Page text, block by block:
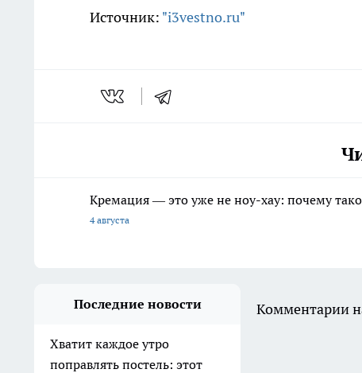
Источник: "i3vestno.ru"
Кремация — это уже не ноу-хау: почему
4 августа
Последние новости
Хватит каждое утро
поправлять постель: этот
Комментарии